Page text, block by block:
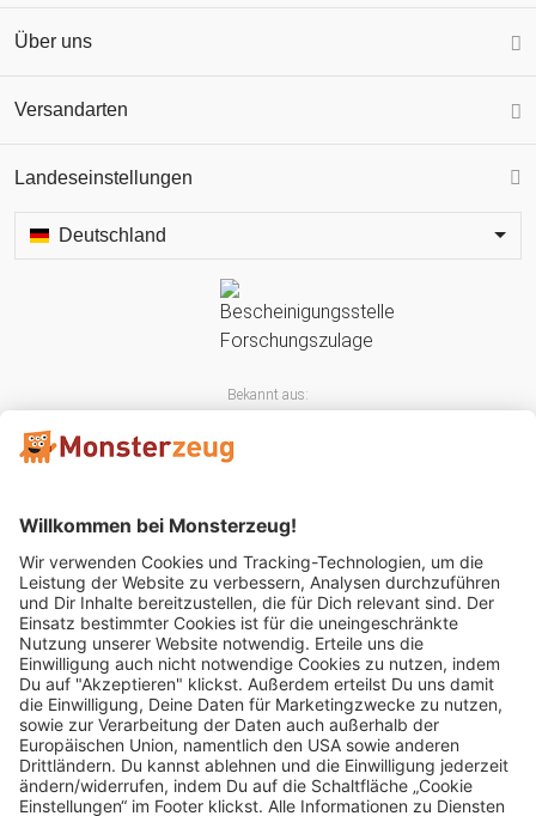
Über uns
Versandarten
Landeseinstellungen
Deutschland
Bekannt aus:
Mitglied im: